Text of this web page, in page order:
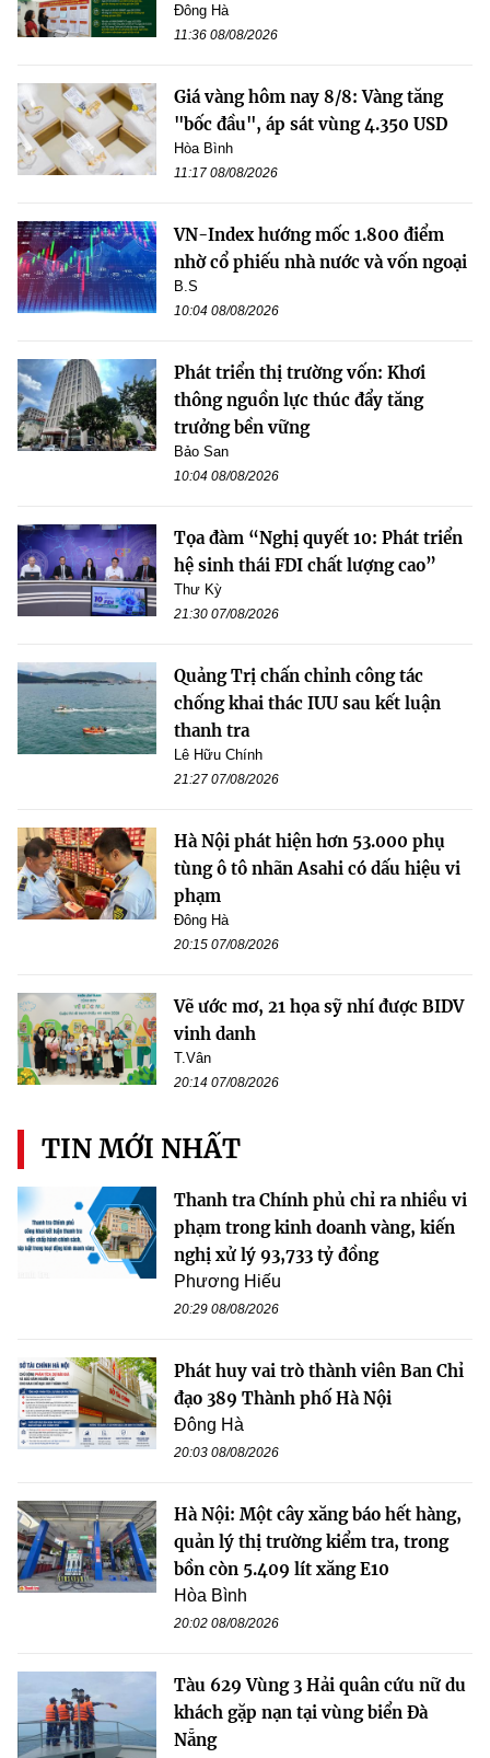
Đông Hà
11:36 08/08/2026
Giá vàng hôm nay 8/8: Vàng tăng
"bốc đầu", áp sát vùng 4.350 USD
Hòa Bình
11:17 08/08/2026
VN-Index hướng mốc 1.800 điểm
nhờ cổ phiếu nhà nước và vốn ngoại
B.S
10:04 08/08/2026
Phát triển thị trường vốn: Khơi
thông nguồn lực thúc đẩy tăng
trưởng bền vững
Bảo San
10:04 08/08/2026
Tọa đàm “Nghị quyết 10: Phát triển
hệ sinh thái FDI chất lượng cao”
Thư Kỳ
21:30 07/08/2026
Quảng Trị chấn chỉnh công tác
chống khai thác IUU sau kết luận
thanh tra
Lê Hữu Chính
21:27 07/08/2026
Hà Nội phát hiện hơn 53.000 phụ
tùng ô tô nhãn Asahi có dấu hiệu vi
phạm
Đông Hà
20:15 07/08/2026
Vẽ ước mơ, 21 họa sỹ nhí được BIDV
vinh danh
T.Vân
20:14 07/08/2026
TIN MỚI NHẤT
Thanh tra Chính phủ chỉ ra nhiều vi
phạm trong kinh doanh vàng, kiến
nghị xử lý 93,733 tỷ đồng
Phương Hiếu
20:29 08/08/2026
Phát huy vai trò thành viên Ban Chỉ
đạo 389 Thành phố Hà Nội
Đông Hà
20:03 08/08/2026
Hà Nội: Một cây xăng báo hết hàng,
quản lý thị trường kiểm tra, trong
bồn còn 5.409 lít xăng E10
Hòa Bình
20:02 08/08/2026
Tàu 629 Vùng 3 Hải quân cứu nữ du
khách gặp nạn tại vùng biển Đà
Nẵng